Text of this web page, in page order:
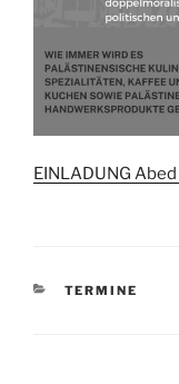
EINLADUNG
KATEGORIEN
TERMINE